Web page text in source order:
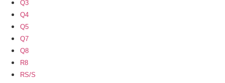
Q3
Q4
Q5
Q7
Q8
R8
RS/S